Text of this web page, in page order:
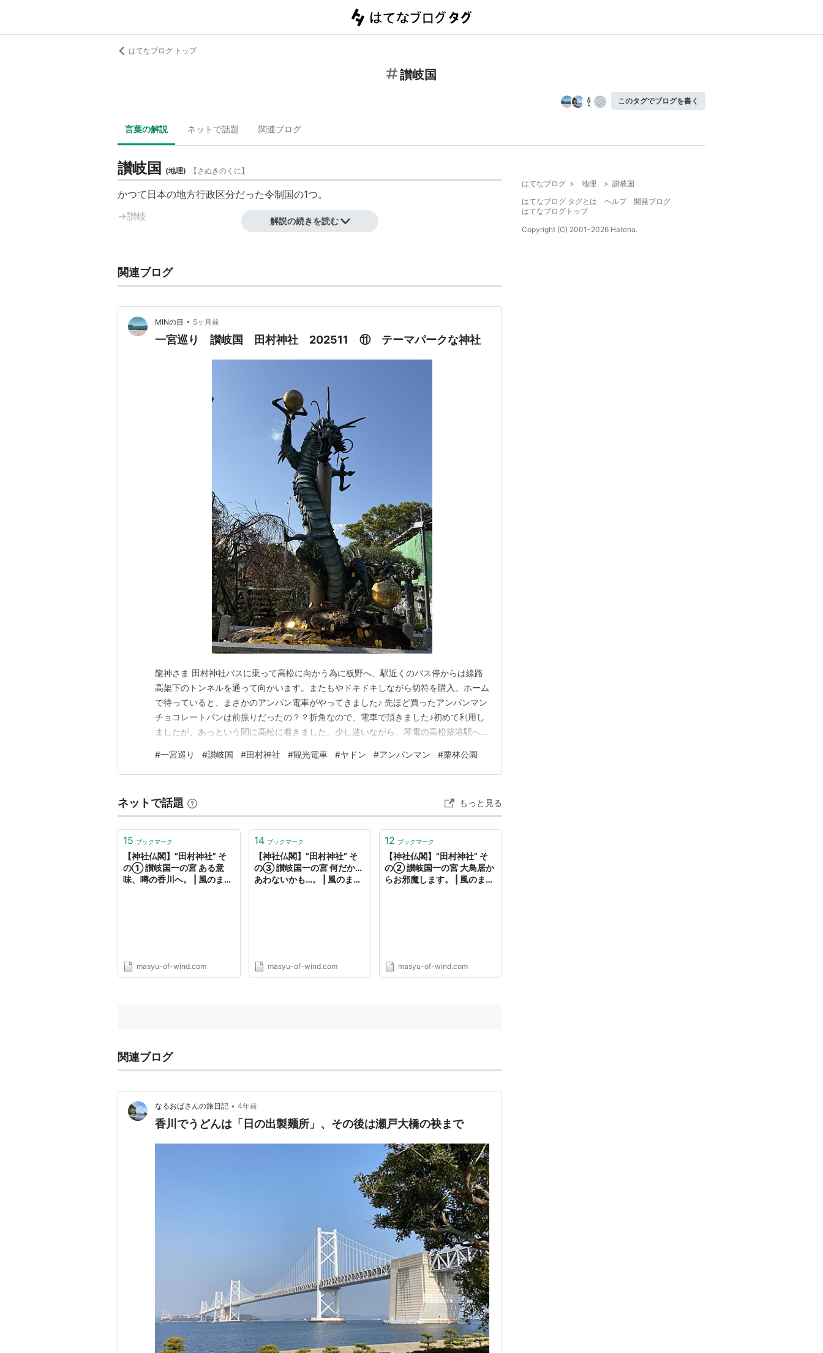
はてなブログ トップ
讃岐国
このタグでブログを書く
言葉の解説 ネットで話題 関連ブログ
讃岐国 (地理) 【さぬきのくに】
かつて日本の地方行政区分だった令制国の1つ。
→讃岐 解説の続きを読む
関連ブログ
MINの目 • 5ヶ月前
一宮巡り 讃岐国 田村神社 202511 ⑪ テーマパークな神社
龍神さま 田村神社バスに乗って高松に向かう為に板野へ、駅近くのバス停からは線路
高架下のトンネルを通って向かいます。またもやドキドキしながら切符を購入。ホーム
で待っていると、まさかのアンパン電車がやってきました♪ 先ほど買ったアンパンマン
チョコレートパンは前振りだったの？？折角なので、電車で頂きました♪初めて利用し
ましたが、あっという間に高松に着きました。少し迷いながら、琴電の高松築港駅へす
た。四国って面白い電車の宝庫ですね💦最寄りの駅はその名の通り「一宮」でした。少
し線路際を進むと田村神社の看板が見えて来ました。公園で…
#一宮巡り #讃岐国 #田村神社 #観光電車 #ヤドン #アンパンマン #栗林公園
ネットで話題 もっと見る
15 ブックマーク
【神社仏閣】”田村神社” そ
の① 讃岐国一の宮 ある意
味、噂の香川へ。 | 風のまし
masyu-of-wind.com
14 ブックマーク
【神社仏閣】”田村神社” そ
の③ 讃岐国一の宮 何だか…
あわないかも…。 | 風のまし
masyu-of-wind.com
12 ブックマーク
【神社仏閣】”田村神社” そ
の② 讃岐国一の宮 大鳥居か
らお邪魔します。 | 風のまし
masyu-of-wind.com
関連ブログ
なるおばさんの旅日記 • 4年前
香川でうどんは「日の出製麺所」、その後は瀬戸大橋の袂まで
はてなブログ > 地理 > 讃岐国
はてなブログ タグとは
ヘルプ
開発ブログ
はてなブログトップ
Copyright (C) 2001-2026 Hatena.